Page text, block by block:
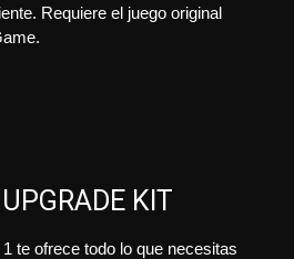
Requiere el juego original
KIT
te ofrece todo lo que necesitas